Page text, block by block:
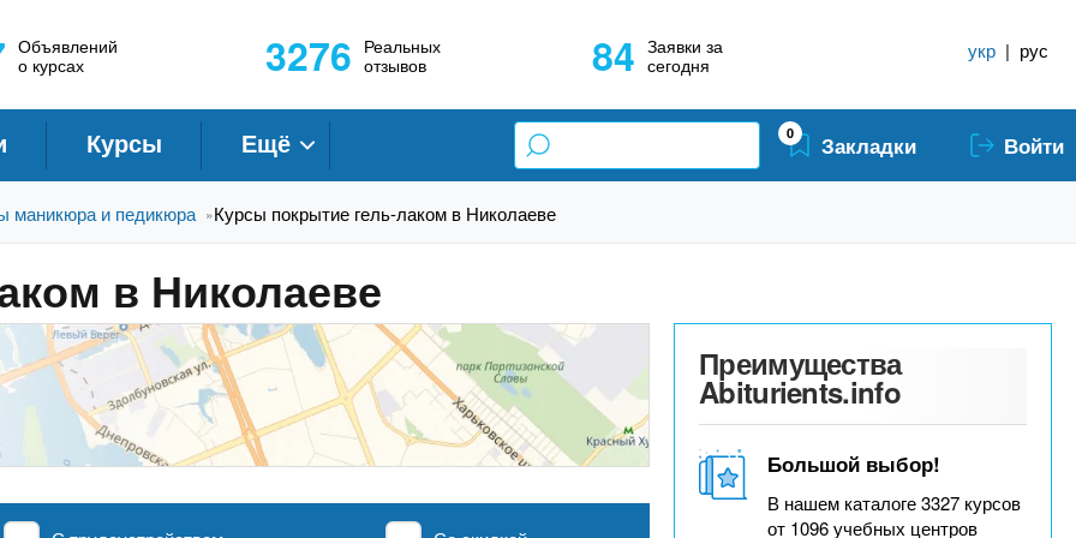
Объявлений
о курсах
3276 Реальных
отзывов
84 Заявки за
сегодня
укр | рус
Курсы Ещё 0 Закладки Войти
маникюра и педикюра »Курсы покрытие гель-лаком в Николаеве
в Николаеве
Преимущества
Abiturients.info
Большой выбор!
В нашем каталоге 3327 курсов
от 1096 учебных центров